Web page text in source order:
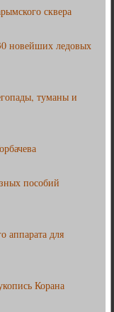
сквера
новейших ледовых
туманы и
пособий
аппарата для
Корана